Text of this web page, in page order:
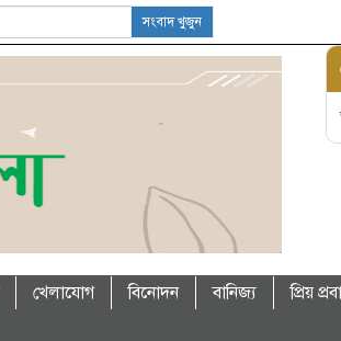
সংবাদ খুজুন
খেলাযোগ বিনোদন বানিজ্য প্রিয়